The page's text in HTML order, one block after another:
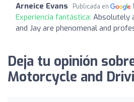
Arneice Evans Publicada en
Experiencia fantástica: Absolutely
and Jay are phenomenal and
Deja tu opinión
Motorcycle and